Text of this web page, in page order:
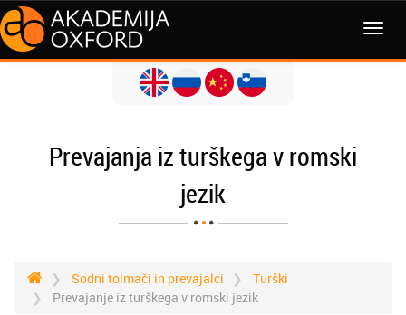
MENI
Prevajanja iz turškega v romski
jezik
Sodni tolmači in prevajalci
Turški
Prevajanje iz turškega v romski jezik